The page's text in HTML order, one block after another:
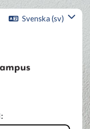
Svenska ‎(sv)‎
konto.